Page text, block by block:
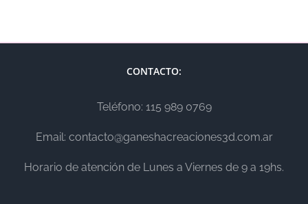
CONTACTO:
Teléfono: 115 989 0769
Email: contacto@ganeshacreaciones3d.com.ar
Horario de atención de Lunes a Viernes de 9 a 19hs.